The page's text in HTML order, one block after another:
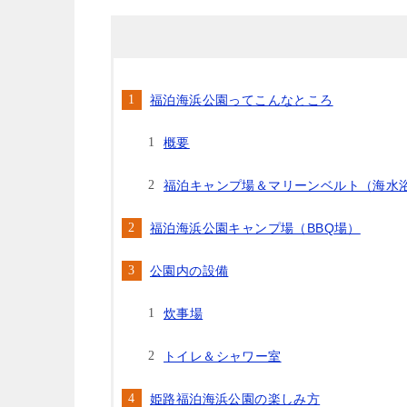
福泊海浜公園ってこんなところ
概要
福泊キャンプ場＆マリーンベルト（海水
福泊海浜公園キャンプ場（BBQ場）
公園内の設備
炊事場
トイレ＆シャワー室
姫路福泊海浜公園の楽しみ方